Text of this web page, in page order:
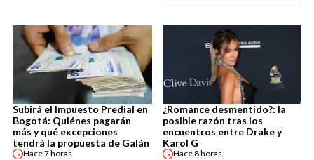
Subirá el Impuesto Predial en
Bogotá: Quiénes pagarán
más y qué excepciones
tendrá la propuesta de Galán
Hace7 horas
¿Romance desmentido?: la
posible razón tras los
encuentros entre Drake y
Karol G
Hace8 horas